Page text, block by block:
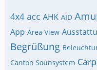
4x4 acc AHK AID
App Area View
Begrüßung
Canton Sounsystem